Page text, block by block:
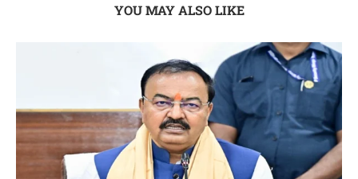
YOU MAY ALSO LIKE